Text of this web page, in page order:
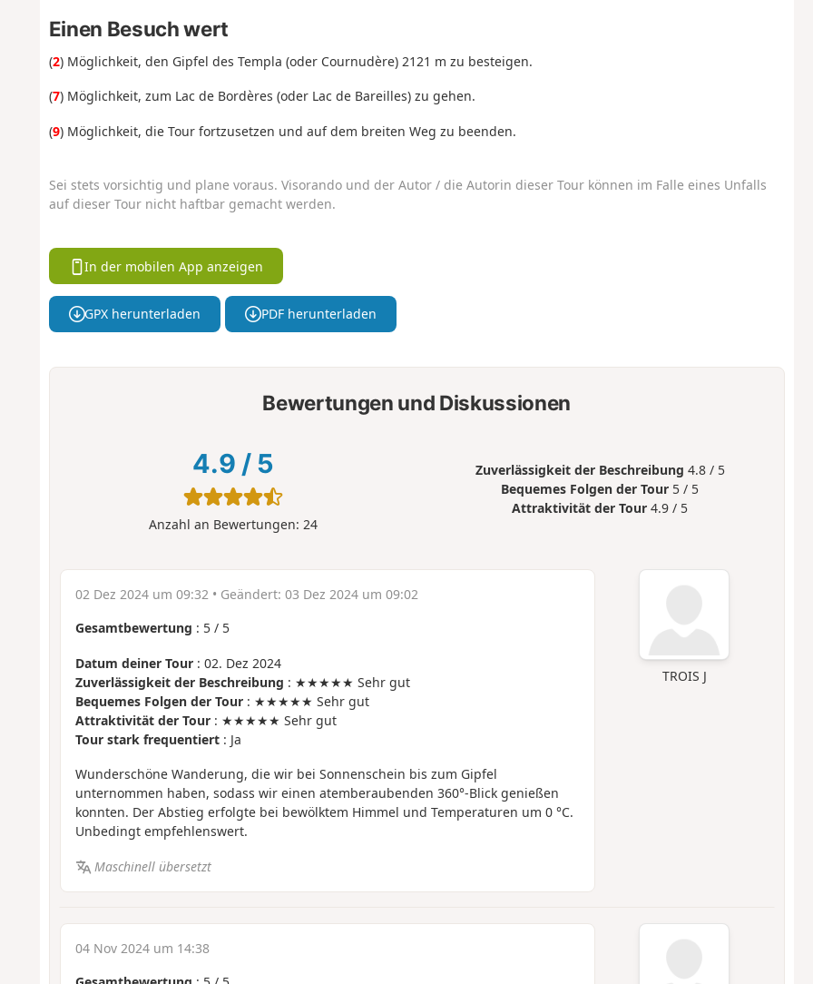
Einen Besuch wert
(2) Möglichkeit, den Gipfel des Templa (oder Cournudère) 2121 m zu besteigen.
(7) Möglichkeit, zum Lac de Bordères (oder Lac de Bareilles) zu gehen.
(9) Möglichkeit, die Tour fortzusetzen und auf dem breiten Weg zu beenden.
Sei stets vorsichtig und plane voraus. Visorando und der Autor / die Autorin dieser Tour können im Falle eines Unfalls
auf dieser Tour nicht haftbar gemacht werden.
In der mobilen App anzeigen
GPX herunterladen PDF herunterladen
Bewertungen und Diskussionen
4.9 / 5
Anzahl an Bewertungen: 24
Zuverlässigkeit der Beschreibung 4.8 / 5
Bequemes Folgen der Tour 5 / 5
Attraktivität der Tour 4.9 / 5
TROIS J
02 Dez 2024 um 09:32• Geändert: 03 Dez 2024 um 09:02
Gesamtbewertung : 5/ 5
Datum deiner Tour: 02. Dez 2024
Zuverlässigkeit der Beschreibung : ★★★★★ Sehr gut
Bequemes Folgen der Tour: ★★★★★ Sehr gut
Attraktivität der Tour: ★★★★★ Sehr gut
Tour stark frequentiert: Ja
Wunderschöne Wanderung, die wir bei Sonnenschein bis zum Gipfel
unternommen haben, sodass wir einen atemberaubenden 360°-Blick genießen
konnten. Der Abstieg erfolgte bei bewölktem Himmel und Temperaturen um 0 °C.
Unbedingt empfehlenswert.
Maschinell übersetzt
04 Nov 2024 um 14:38